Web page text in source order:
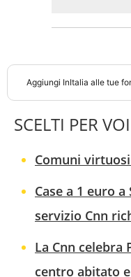
Aggiungi InItalia alle tue
SCELTI PER
Comuni
Case a 1 euro
servizio Cnn
La Cnn celebra
centro abitato